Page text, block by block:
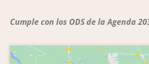
Cumple con los ODS de la Agenda